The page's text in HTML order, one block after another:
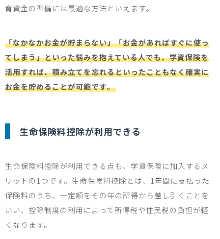
育資金の準備には最適な方法といえます。
「なかなかお金が貯まらない」「お金があればすぐに使っ
てしまう」といった悩みを抱えている人でも、学資保険を
活用すれば、積み立てを忘れるといったこともなく確実に
お金を貯めることが可能です。
生命保険料控除が利用できる
生命保険料控除が利用できる点も、学資保険に加入するメ
リットの 1 つです。生命保険料控除とは、 1年間に支払った
保険料のうち、一定額をその年の所得から差し引くことを
いい、控除制度の利用によって所得税や住民税の負担が軽
くなります。